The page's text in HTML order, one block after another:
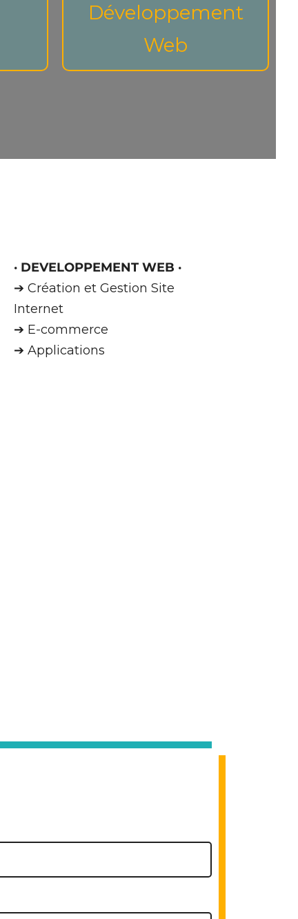
Développement
Web
· DEVELOPPEMENT WEB ·
➔ Création et Gestion Site
Internet
➔ E-commerce
➔ Applications